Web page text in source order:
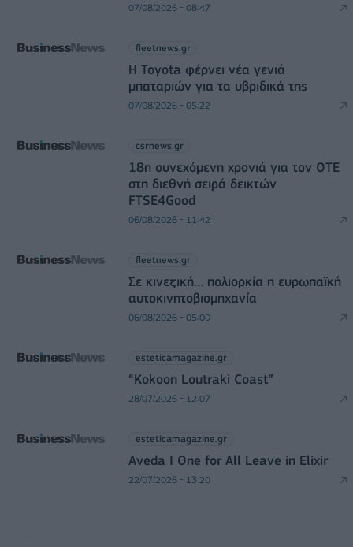
07/08/2026 - 08:47
fleetnews.gr
Η Toyota φέρνει νέα γενιά
μπαταριών για τα υβριδικά της
07/08/2026 - 05:22
csrnews.gr
18η συνεχόμενη χρονιά για τον ΟΤΕ
στη διεθνή σειρά δεικτών
FTSE4Good
06/08/2026 - 11:42
fleetnews.gr
Σε κινεζική… πολιορκία η ευρωπαϊκή
αυτοκινητοβιομηχανία
06/08/2026 - 05:00
esteticamagazine.gr
“Kokoon Loutraki Coast”
28/07/2026 - 12:07
esteticamagazine.gr
Aveda I One for All Leave in Elixir
22/07/2026 - 13:20